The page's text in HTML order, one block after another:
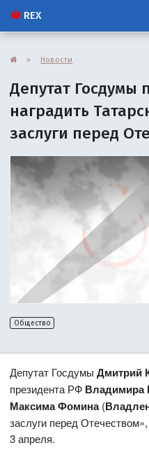
REX
» Новости
Депутат Госдумы
наградить
заслуги перед
Общество
Депутат ГосдумыДмитрий
президента РФ Владимира
Максима Фомина(
заслуги перед
3 апреля.